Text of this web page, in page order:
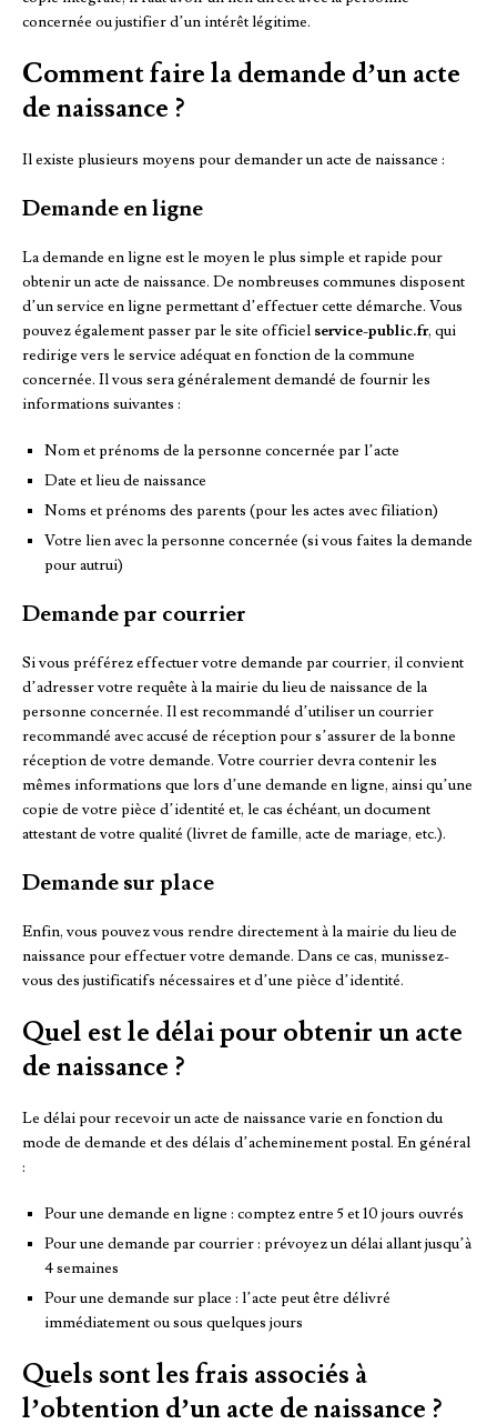
concernée ou justifier d’un intérêt légitime.
Comment faire la demande d’un acte
de naissance ?
Il existe plusieurs moyens pour demander un acte de naissance :
Demande en ligne
La demande en ligne est le moyen le plus simple et rapide pour
obtenir un acte de naissance. De nombreuses communes disposent
d’un service en ligne permettant d’effectuer cette démarche. Vous
pouvez également passer par le site officiel service-public.fr, qui
redirige vers le service adéquat en fonction de la commune
concernée. Il vous sera généralement demandé de fournir les
informations suivantes :
Nom et prénoms de la personne concernée par l’acte
Date et lieu de naissance
Noms et prénoms des parents (pour les actes avec filiation)
Votre lien avec la personne concernée (si vous faites la demande
pour autrui)
Demande par courrier
Si vous préférez effectuer votre demande par courrier, il convient
d’adresser votre requête à la mairie du lieu de naissance de la
personne concernée. Il est recommandé d’utiliser un courrier
recommandé avec accusé de réception pour s’assurer de la bonne
réception de votre demande. Votre courrier devra contenir les
mêmes informations que lors d’une demande en ligne, ainsi qu’une
copie de votre pièce d’identité et, le cas échéant, un document
attestant de votre qualité (livret de famille, acte de mariage, etc.).
Demande sur place
Enfin, vous pouvez vous rendre directement à la mairie du lieu de
naissance pour effectuer votre demande. Dans ce cas, munissez-
vous des justificatifs nécessaires et d’une pièce d’identité.
Quel est le délai pour obtenir un acte
de naissance ?
Le délai pour recevoir un acte de naissance varie en fonction du
mode de demande et des délais d’acheminement postal. En général
:
Pour une demande en ligne : comptez entre 5 et 10 jours ouvrés
Pour une demande par courrier : prévoyez un délai allant jusqu’à
4 semaines
Pour une demande sur place : l’acte peut être délivré
immédiatement ou sous quelques jours
Quels sont les frais associés à
l’obtention d’un acte de naissance ?